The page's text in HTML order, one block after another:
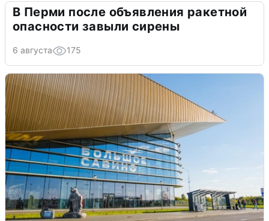
В Перми после объявления ракетной
опасности завыли сирены
6 августа 175